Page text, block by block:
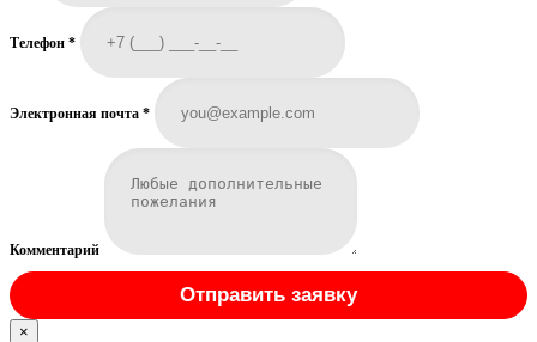
Телефон *
Электронная почта *
Комментарий
Отправить заявку
×